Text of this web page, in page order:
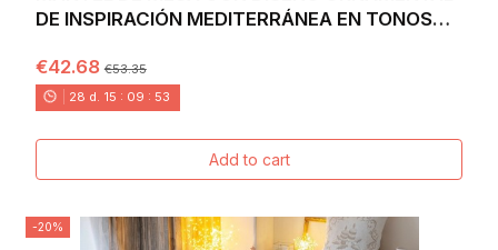
DE INSPIRACIÓN MEDITERRÁNEA EN TONOS
€42.68€53.35
28 d. 15 : 09 : 52
Add to cart
-20%